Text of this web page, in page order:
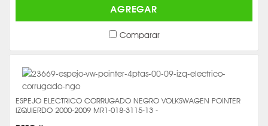
AGREGAR
Comparar
ESPEJO ELECTRICO CORRUGADO NEGRO VOLKSWAGEN POINTER
IZQUIERDO 2000-2009 MR1-018-3115-13 -